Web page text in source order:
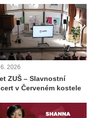
2026
ZUŠ – Slavnostní
v Červeném kostele